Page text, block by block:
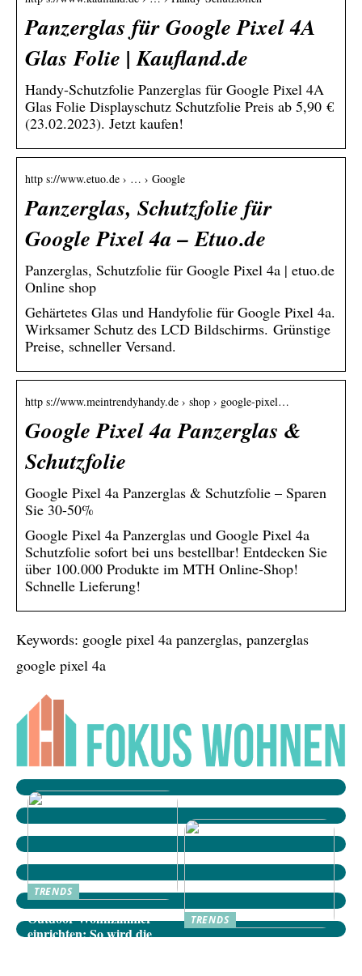
Panzerglas für Google Pixel 4A
Glas Folie | Kaufland.de
Handy-Schutzfolie Panzerglas für Google Pixel 4A
Glas Folie Displayschutz Schutzfolie Preis ab 5,90 €
(23.02.2023). Jetzt kaufen!
http s://www.etuo.de › … › Google
Panzerglas, Schutzfolie für
Google Pixel 4a – Etuo.de
Panzerglas, Schutzfolie für Google Pixel 4a | etuo.de
Online shop
Gehärtetes Glas und Handyfolie für Google Pixel 4a.
Wirksamer Schutz des LCD Bildschirms. Grünstige
Preise, schneller Versand.
http s://www.meintrendyhandy.de › shop › google-pixel…
Google Pixel 4a Panzerglas &
Schutzfolie
Google Pixel 4a Panzerglas & Schutzfolie – Sparen
Sie 30-50%
Google Pixel 4a Panzerglas und Google Pixel 4a
Schutzfolie sofort bei uns bestellbar! Entdecken Sie
über 100.000 Produkte im MTH Online-Shop!
Schnelle Lieferung!
Keywords: google pixel 4a panzerglas, panzerglas
google pixel 4a
TRENDS
Outdoor-Wohnzimmer
einrichten: So wird die
TRENDS